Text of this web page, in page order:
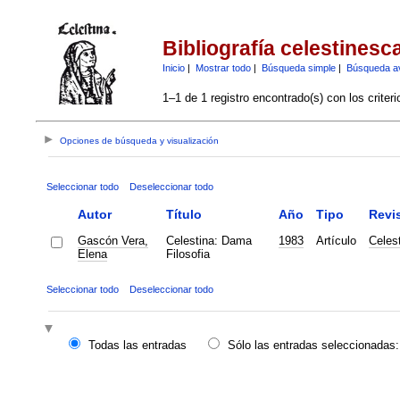
Bibliografía
Inicio| Mostrar todo| Búsqueda simple| Búsqueda
1–1 de 1 registro encontrado(s) con los
Opciones de búsqueda y visualización
Seleccionar todo Deseleccionar todo
Autor Título Año Tipo
Gascón Vera,
Elena
Celestina: Dama
Filosofia
1983 Artículo
Seleccionar todo Deseleccionar todo
Todas las entradas
Sólo las entradas seleccionadas: